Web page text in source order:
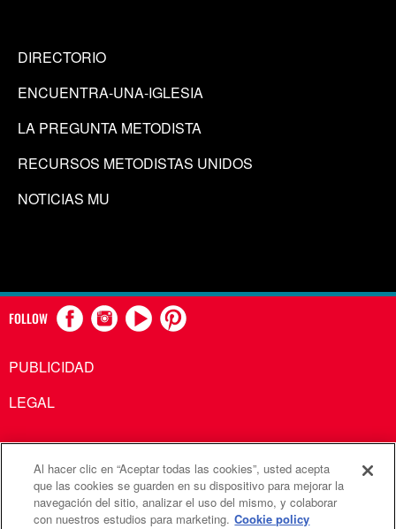
DIRECTORIO
ENCUENTRA-UNA-IGLESIA
LA PREGUNTA METODISTA
RECURSOS METODISTAS UNIDOS
NOTICIAS MU
FOLLOW
PUBLICIDAD
LEGAL
Comunicaciones Metodistas Unidas es una agencia de la
Iglesia Metodista Unida
Al hacer clic en “Aceptar todas las cookies”, usted acepta
que las cookies se guarden en su dispositivo para mejorar la
navegación del sitio, analizar el uso del mismo, y colaborar
con nuestros estudios para marketing. Cookie policy